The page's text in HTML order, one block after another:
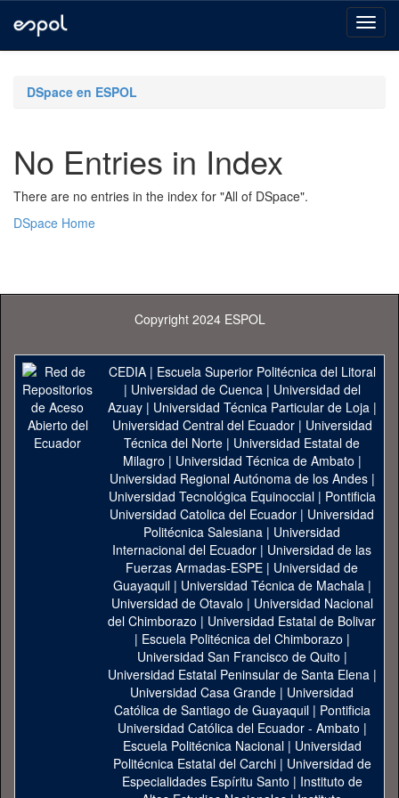
navigationDSpace en ESPOL
No Entries in Index
There are no entries in the index for "All of DSpace".
DSpace Home
Copyright 2024 ESPOL
CEDIA| Escuela Superior Politécnica del Litoral
| Universidad de Cuenca| Universidad del
Azuay| Universidad Técnica Particular de Loja|
Universidad Central del Ecuador| Universidad
Técnica del Norte | Universidad Estatal de
Milagro | Universidad Técnica de Ambato |
Universidad Regional Autónoma de los Andes|
Universidad Tecnológica Equinoccial| Pontificia
Universidad Catolica del Ecuador | Universidad
Politécnica Salesiana | Universidad
Internacional del Ecuador | Universidad de las
Fuerzas Armadas-ESPE | Universidad de
Guayaquil| Universidad Técnica de Machala|
Universidad de Otavalo | Universidad Nacional
del Chimborazo | Universidad Estatal de Bolivar
| Escuela Politécnica del Chimborazo |
Universidad San Francisco de Quito |
Universidad Estatal Peninsular de Santa Elena|
Universidad Casa Grande | Universidad
Católica de Santiago de Guayaquil| Pontificia
Universidad Católica del Ecuador - Ambato |
Escuela Politécnica Nacional| Universidad
Politécnica Estatal del Carchi| Universidad de
Especialidades Espíritu Santo | Instituto de